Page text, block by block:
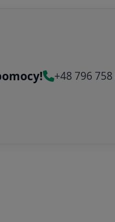
+48 796 758